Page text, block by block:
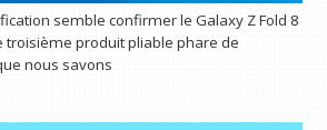
semble confirmer le Galaxy Z Fold 8
troisième produit pliable phare de
nous savons